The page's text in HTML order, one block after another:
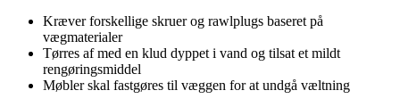
Kræver forskellige skruer og rawlplugs baseret på
vægmaterialer
Tørres af med en klud dyppet i vand og tilsat et mildt
rengøringsmiddel
Møbler skal fastgøres til væggen for at undgå væltning